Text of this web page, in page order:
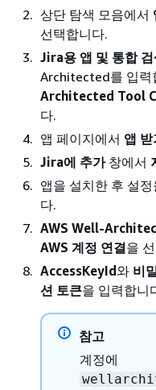
상단 탐색 모음에서
선택합니다.
Jira용 앱 및 통합 검
Architected를 입력
Architected Tool
다.
앱 페이지에서 앱 받
Jira에 추가창에서
앱을 설치한 후 설
다.
AWS Well-
AWS 계정 연결을
AccessKeyId 와 비
션 토큰을 입력합니
참고
계정에